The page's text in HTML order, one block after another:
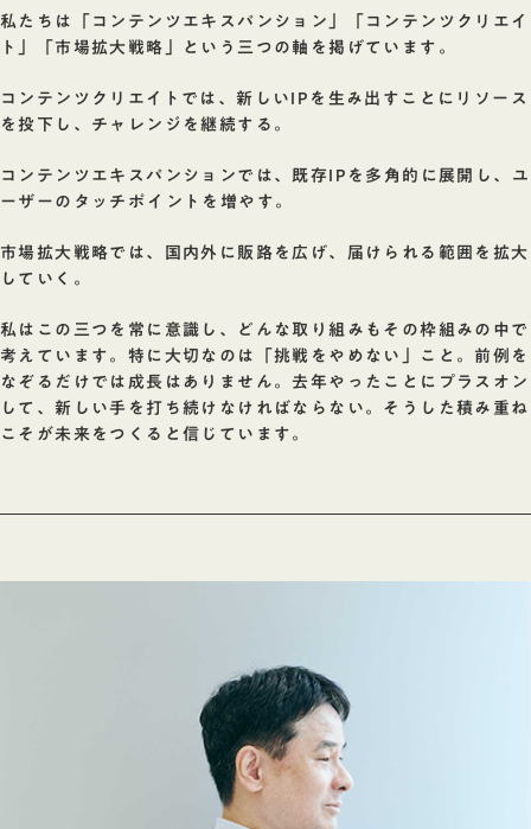
私たちは「コンテンツエキスパンション」「コンテンツクリエイ
ト」「市場拡大戦略」という三つの軸を掲げています。
コンテンツクリエイトでは、新しいIPを生み出すことにリソース
を投下し、チャレンジを継続する。
コンテンツエキスパンションでは、既存IPを多角的に展開し、ユ
ーザーのタッチポイントを増やす。
市場拡大戦略では、国内外に販路を広げ、届けられる範囲を拡大
していく。
私はこの三つを常に意識し、どんな取り組みもその枠組みの中で
考えています。特に大切なのは「挑戦をやめない」こと。前例を
なぞるだけでは成長はありません。去年やったことにプラスオン
して、新しい手を打ち続けなければならない。そうした積み重ね
こそが未来をつくると信じています。